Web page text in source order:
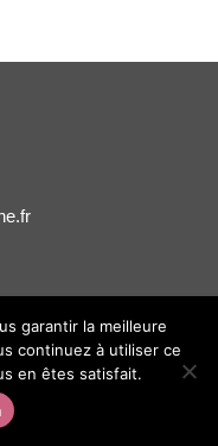
garantir la meilleure
continuez à utiliser ce
en êtes satisfait.